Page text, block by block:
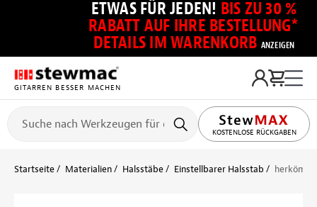
ETWAS FÜR JEDEN! BIS ZU 30 %
RABATT AUF IHRE BESTELLUNG*
DETAILS IM WARENKORB ANZEIGEN
GITARREN BESSER MACHEN
KOSTENLOSE RÜCKGABEN
Startseite Materialien Halsstäbe Einstellbarer Halsstab